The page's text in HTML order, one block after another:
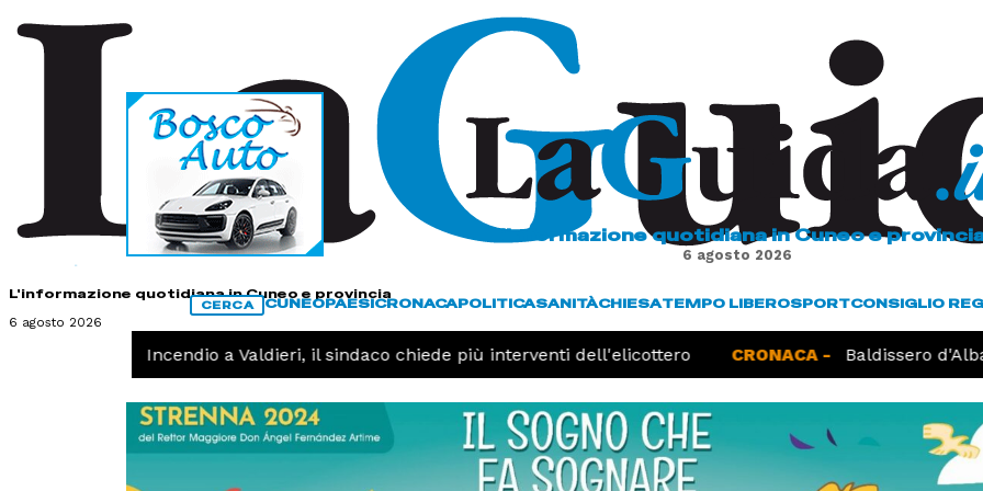
L'informazione quotidiana in Cuneo e provincia
6 agosto 2026
L'informazione quotidiana in Cuneo e
6 agosto 2026
CERCA CUNEOPAESICRONACAPOLITICASANITÀCHIESATEMPO LIBEROSPORTCONSIGLIO
Incendio a Valdieri, il sindaco chiede più interventi dell'elicottero CRONACA - Baldissero